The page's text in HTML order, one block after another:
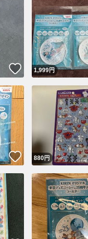
いいね！
1,999円
いいね！
880円